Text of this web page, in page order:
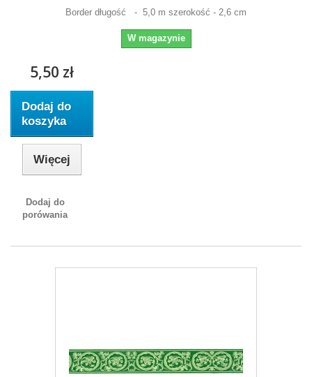
Border długość - 5,0 m szerokość - 2,6 cm
W magazynie
5,50 zł
Dodaj do
koszyka
Więcej
Dodaj do
porówania